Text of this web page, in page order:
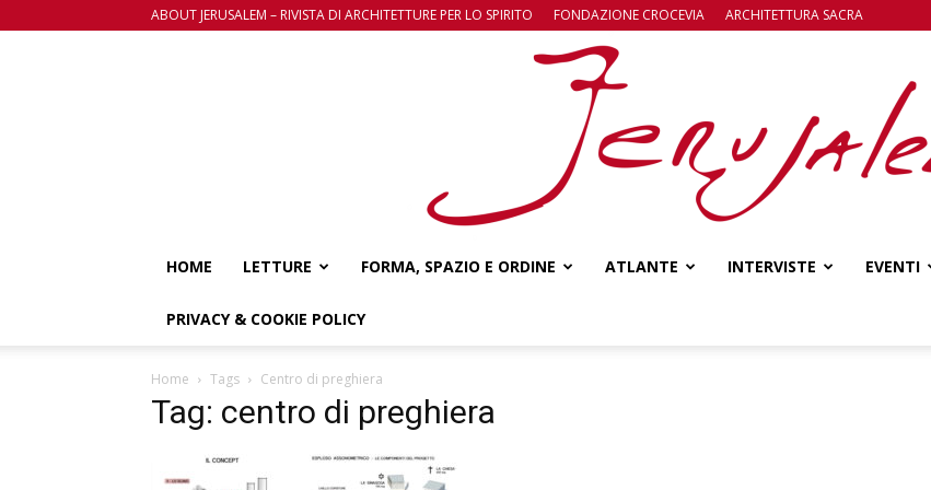
ABOUT JERUSALEM – RIVISTA DI ARCHITETTURE PER LO SPIRITO FONDAZIONE CROCEVIA ARCHITETTURA SACRA
HOME LETTURE FORMA, SPAZIO E ORDINE ATLANTE INTERVISTE EVENTI
PRIVACY & COOKIE POLICY
Home Tags Centro di preghiera
Tag: centro di preghiera